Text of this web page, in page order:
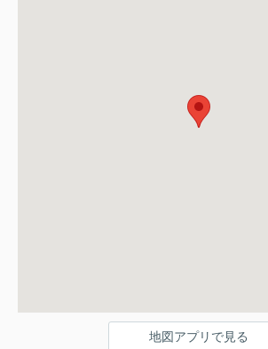
地図アプリで見る